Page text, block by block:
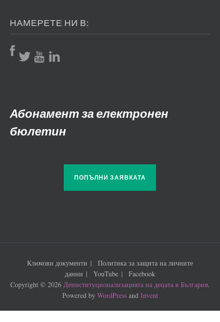
НАМЕРЕТЕ НИ В:
Абонамент за електронен
бюлетин
ПОПЪЛНИ ЗАЯВКАТА
Ключови документи
Политика за защита на личните
данни
YouTube
Facebook
Copyright © 2026 Деинституционализацията на децата в България.
Powered by WordPressand Invent